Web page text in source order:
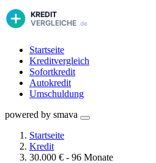
Startseite
Kreditvergleich
Sofortkredit
Autokredit
Umschuldung
powered by smava
Startseite
Kredit
30.000 € - 96 Monate